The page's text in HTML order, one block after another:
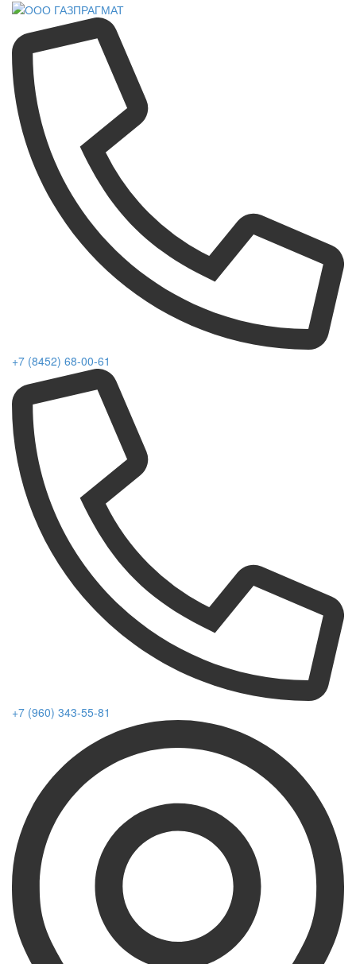
+7 (8452) 68-00-61
+7 (960) 343-55-81